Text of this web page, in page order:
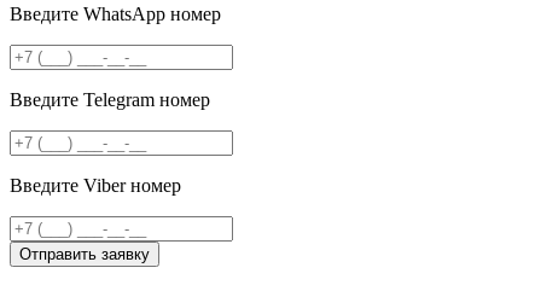
Введите WhatsApp номер
Введите Telegram номер
Введите Viber номер
Отправить заявку